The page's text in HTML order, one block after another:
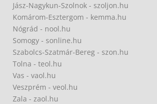
Jász-Nagykun-Szolnok - szoljon.hu
Komárom-Esztergom - kemma.hu
Nógrád - nool.hu
Somogy - sonline.hu
Szabolcs-Szatmár-Bereg - szon.hu
Tolna - teol.hu
Vas - vaol.hu
Veszprém - veol.hu
Zala - zaol.hu